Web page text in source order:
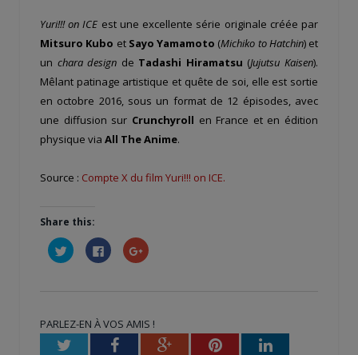
Yuri!!! on ICE est une excellente série originale créée par
Mitsuro Kubo et Sayo Yamamoto (Michiko to Hatchin) et
un chara design de Tadashi Hiramatsu (Jujutsu Kaisen).
Mêlant patinage artistique et quête de soi, elle est sortie
en octobre 2016, sous un format de 12 épisodes, avec
une diffusion sur Crunchyroll en France et en édition
physique via All The Anime.
Source : Compte X du film Yuri!!! on ICE.
Share this:
Cliquez
pour
partager
fenêtre)
Cliquez
pour
partager
fenêtre)
Cliquez
pour
nouvelle
fenêtre)
PARLEZ-EN À VOS AMIS !
TwitterFacebookGoogle+PinterestLinkedIn